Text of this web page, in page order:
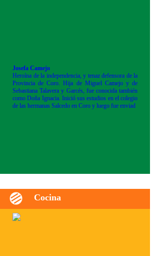
Josefa Camejo
Heroína de la independencia, y tenaz defensora de la
Provincia de Coro. Hija de Miguel Camejo y de
Sebastiana Talavera y Garcés, fue conocida también
como Doña Ignacia. Inició sus estudios en el colegio
de las hermanas Salcedo en Coro y luego fue enviad
Cocina